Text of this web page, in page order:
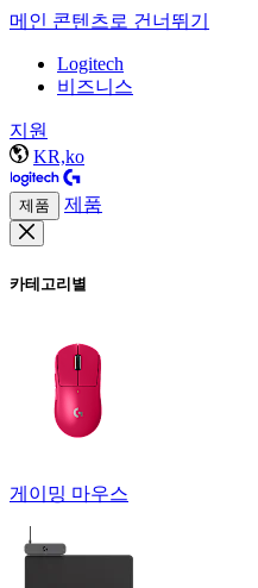
메인 콘텐츠로 건너뛰기
Logitech
비즈니스
지원
KR,ko
제품 제품
카테고리별
게이밍 마우스